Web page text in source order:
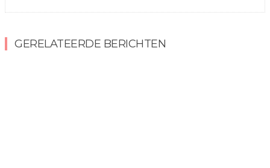
GERELATEERDE BERICHTEN